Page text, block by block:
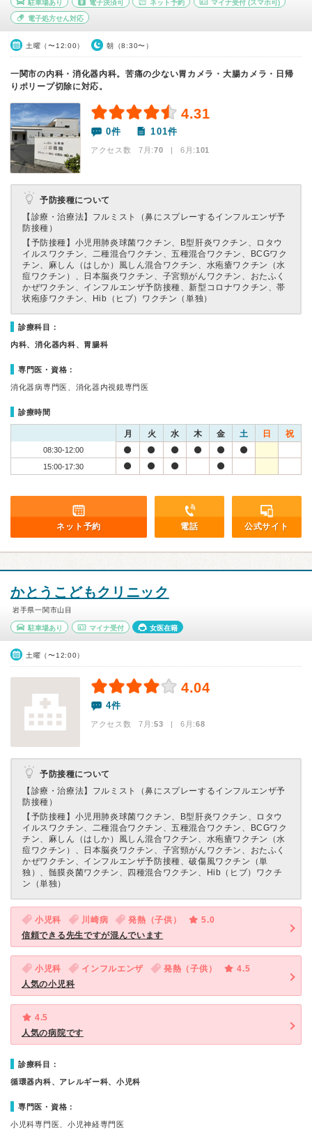
駐車場あり 電子決済可 ネット予約 マイナ受付 (スマホ可)
電子処方せん対応
土曜（〜12:00） 朝（8:30〜）
一関市の内科・消化器内科。苦痛の少ない胃カメラ・大腸カメラ・日帰
りポリープ切除に対応。
4.31
0件 101件
アクセス数 7月:70 | 6月:101
予防接種について
【診療・治療法】 フルミスト（鼻にスプレーするインフルエンザ予
防接種）
【予防接種】 小児用肺炎球菌ワクチン、B型肝炎ワクチン、ロタウ
イルスワクチン、二種混合ワクチン、五種混合ワクチン、BCGワク
チン、麻しん（はしか）風しん混合ワクチン、水疱瘡ワクチン（水
痘ワクチン）、日本脳炎ワクチン、子宮頸がんワクチン、おたふく
かぜワクチン、インフルエンザ予防接種、新型コロナワクチン、帯
状疱疹ワクチン、Hib（ヒブ）ワクチン（単独）
診療科目：
内科、消化器内科、胃腸科
専門医・資格：
消化器病専門医、消化器内視鏡専門医
診療時間
月 火 水 木 金 土 日 祝
08:30-12:00
15:00-17:30
ネット予約 電話 公式サイト
かとうこどもクリニック
岩手県一関市山目
駐車場あり マイナ受付 女医在籍
土曜（〜12:00）
4.04
4件
アクセス数 7月:53 | 6月:68
予防接種について
【診療・治療法】 フルミスト（鼻にスプレーするインフルエンザ予
防接種）
【予防接種】 小児用肺炎球菌ワクチン、B型肝炎ワクチン、ロタウ
イルスワクチン、二種混合ワクチン、五種混合ワクチン、BCGワク
チン、麻しん（はしか）風しん混合ワクチン、水疱瘡ワクチン（水
痘ワクチン）、日本脳炎ワクチン、子宮頸がんワクチン、おたふく
かぜワクチン、インフルエンザ予防接種、破傷風ワクチン（単
独）、髄膜炎菌ワクチン、四種混合ワクチン、Hib（ヒブ）ワクチ
ン（単独）
小児科 川崎病 発熱（子供）
5.0
信頼できる先生ですが混んでいます
小児科 インフルエンザ 発熱（子供）
4.5
人気の小児科
4.5
人気の病院です
診療科目：
循環器内科、アレルギー科、小児科
専門医・資格：
小児科専門医、小児神経専門医